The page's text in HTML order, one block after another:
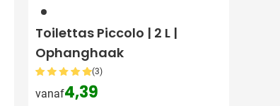
001
Toilettas Piccolo | 2 L |
Ophanghaak
(3)
vanaf4,39